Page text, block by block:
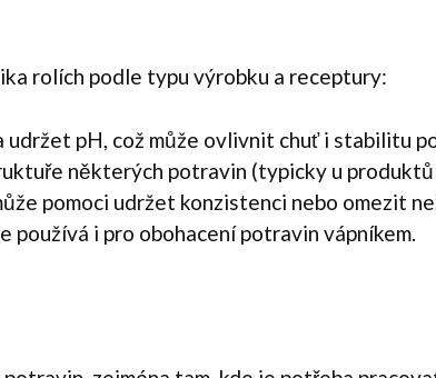
rolích podle typu výrobku a receptury:
udržet pH, což může ovlivnit chuť i stabilitu
některých potravin (typicky u produktů
pomoci udržet konzistenci nebo omezit
používá i pro obohacení potravin vápníkem.